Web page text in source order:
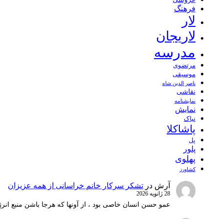
فرهنگ
لار
لاریجان
مدرسه
مرتضوی
موسیقی
ناصر الدین شاه
نقاشی
نمايشنامه
نمایش
نیاک
پاشاکلا
پل
پلور
پهلوی
کشاورز
آرش در تشکر سرکار خانم خراسانی از همه عزیزان
28 ژانویه 2026
عمو حسن انسان خاصی بود ، از آونها که هرجا باشن منبع